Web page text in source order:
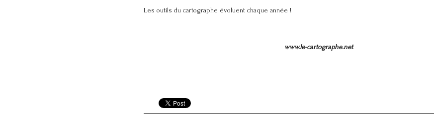
Les outils du cartographe évoluent chaque année !
www.le-cartographe.net